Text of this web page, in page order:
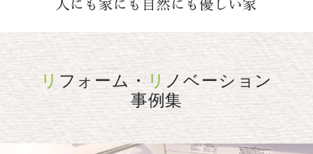
リ フォーム・ リ ノベーション
事例集